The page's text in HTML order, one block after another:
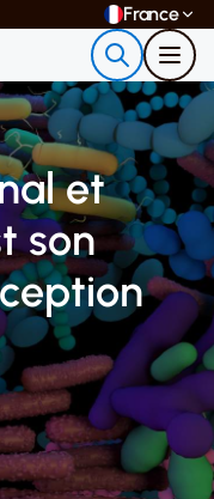
France
et
son